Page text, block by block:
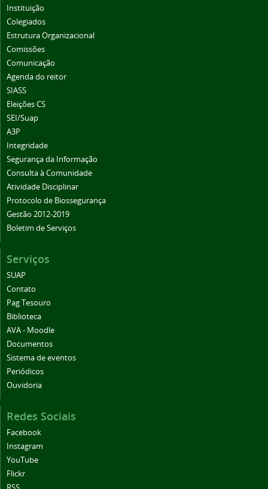
Instituição
Colegiados
Estrutura Organizacional
Comissões
Comunicação
Agenda do reitor
SIASS
Eleições CS
SEI/Suap
A3P
Integridade
Segurança da Informação
Consulta à Comunidade
Atividade Disciplinar
Protocolo de Biossegurança
Gestão 2012-2019
Boletim de Serviços
Serviços
SUAP
Contato
Pag Tesouro
Biblioteca
AVA - Moodle
Documentos
Sistema de eventos
Periódicos
Ouvidoria
Redes Sociais
Facebook
Instagram
YouTube
Flickr